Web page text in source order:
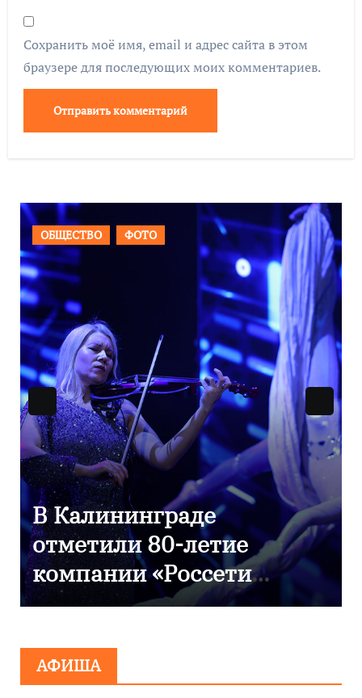
Сохранить моё имя, email и адрес сайта в этом
браузере для последующих моих комментариев.
ВАЖНОЕ ОБЩЕСТВО ФОТО
9 Мая — День Победы!
АФИША